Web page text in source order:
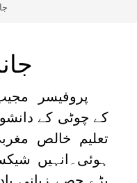
کے چوٹی کے
تعلیم خالص
ہوئی۔انہیں